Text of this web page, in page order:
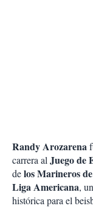
Randy Arozarena
carrera alJuego de
delos Marineros
Liga Americana,
histórica para el